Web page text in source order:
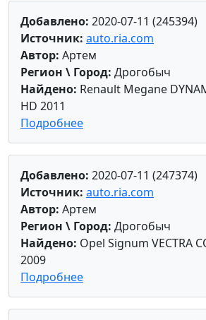
Добавлено: 2020-07-11 (245394)
Источник: auto.ria.com
Автор: Артем
Регион \ Город: Дрогобыч
Найдено: Renault Megane
HD 2011
Подробнее
Добавлено: 2020-07-11 (247374)
Источник: auto.ria.com
Автор: Артем
Регион \ Город: Дрогобыч
Найдено: Opel Signum VECTRA
2009
Подробнее